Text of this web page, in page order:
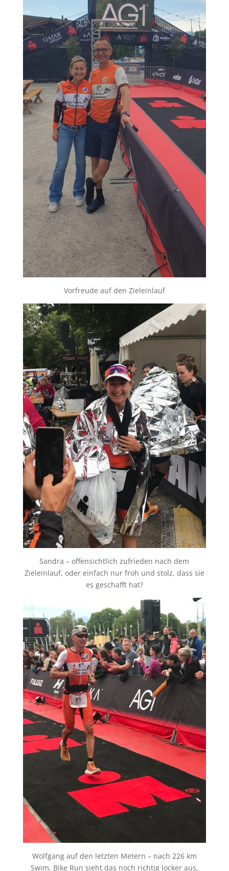
Vorfreude auf den Zieleinlauf
Sandra – offensichtlich zufrieden nach dem
Zieleinlauf, oder einfach nur froh und stolz, dass sie
es geschafft hat?
Wolfgang auf den letzten Metern – nach 226 km
Swim, Bike Run sieht das noch richtig locker aus,